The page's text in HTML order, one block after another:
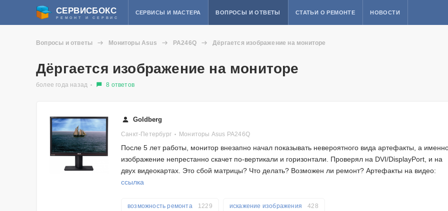
СЕРВИСБОКС
РЕМОНТ И СЕРВИС
СЕРВИСЫ И МАСТЕРА ВОПРОСЫ И ОТВЕТЫ СТАТЬИ О РЕМОНТЕ НОВОСТИ
Вопросы и ответы Мониторы Asus PA246Q Дёргается изображение на мониторе
Дёргается изображение на мониторе
более года назад 8 ответов
Goldberg
Санкт-Петербург Мониторы Asus PA246Q
После 5 лет работы, монитор внезапно начал показывать невероятного вида артефакты, а
изображение непрестанно скачет по-вертикали и горизонтали. Проверял на DVI/DisplayPort, и на
двух видеокартах. Это сбой матрицы? Что делать? Возможен ли ремонт? Артефакты на видео:
ссылка
искажение изображения 428
возможность ремонта 1229